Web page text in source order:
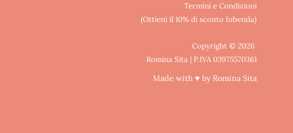
Termini e Condizioni
(Ottieni il 10% di sconto Iubenda)
Copyright © 2026
Romina Sita | P.IVA 03975570361
Made with ♥ by Romina Sita